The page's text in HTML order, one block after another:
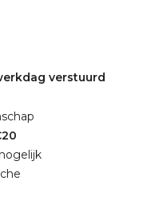
verstuurd